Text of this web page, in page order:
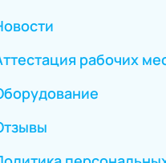
рабочих